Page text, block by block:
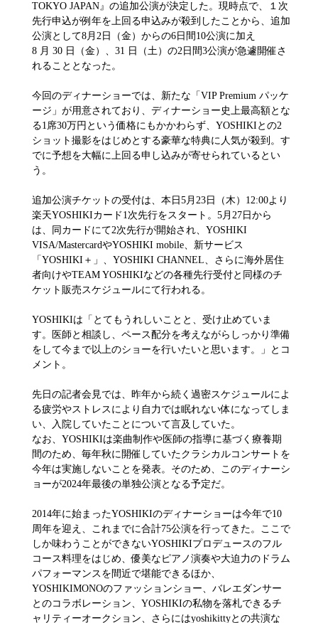
TOKYO JAPAN』の追加公演が決定した。現時点で、１次
先行申込が例年を上回る申込みが殺到したことから、追加
公演として8月2日（金）からの6日間10公演に加え
8 月 30 日（金）、31 日（土）の2日間3公演が急遽開催さ
れることとなった。
今回のディナーショーでは、新たな「VIP Premium パッケ
ージ」が用意されており、ディナーショー史上最高額とな
る1席30万円という価格にもかかわらず、YOSHIKIとの2
ショット撮影をはじめとする豪華な特典に人気が殺到。す
でに予想を大幅に上回る申し込みが寄せられているとい
う。
追加公演チケットの受付は、本日5月23日（木）12:00より
楽天YOSHIKIカード1次先行をスタート。5月27日から
は、同カードにて2次先行が開始され、YOSHIKI
VISA/MastercardやYOSHIKI mobile、新サービス
「YOSHIKI＋」、YOSHIKI CHANNEL、さらに海外居住
者向けやTEAM YOSHIKIなどの各種先行受付と同様のチ
ケット販売スケジュールにて行われる。
YOSHIKIは「とてもうれしいことと、受け止めていま
す。医師と相談し、ペース配分を考えながらしっかり準備
をして今まで以上のショーを行いたいと思います。」とコ
メント。
先日の記者会見では、昨年から続く過密スケジュールによ
る疲労やストレスにより自力では眠れない体になってしま
い、入院していたことについて言及していた。
なお、YOSHIKIは楽曲制作や医師の指導に基づく療養期
間のため、毎年秋に開催していたクラシカルコンサートを
今年は実施しないことを発表。そのため、このディナーシ
ョーが2024年最後の単独公演となる予定だ。
2014年に始まったYOSHIKIのディナーショーは今年で10
周年を迎え、これまでに合計75公演を行ってきた。ここで
しか味わうことができないYOSHIKIプロデュースのフル
コース料理をはじめ、優美なピアノ演奏や大迫力のドラム
パフォーマンスを間近で堪能できるほか、
YOSHIKIMONOのファッションショー、バレエダンサー
とのコラボレーション、YOSHIKIの私物を落札できるチ
ャリティーオークション、さらにはyoshikittyとの共演な